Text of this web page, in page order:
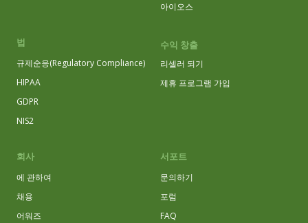
아이오스
법
규제순응(Regulatory Compliance)
HIPAA
GDPR
NIS2
수익 창출
리셀러 되기
제휴 프로그램 가입
회사
에 관하여
채용
어워즈
서포트
문의하기
포럼
FAQ